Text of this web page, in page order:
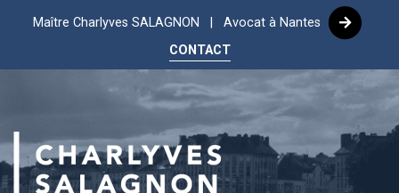
Maître Charlyves SALAGNON | Avocat à Nantes
CONTACT